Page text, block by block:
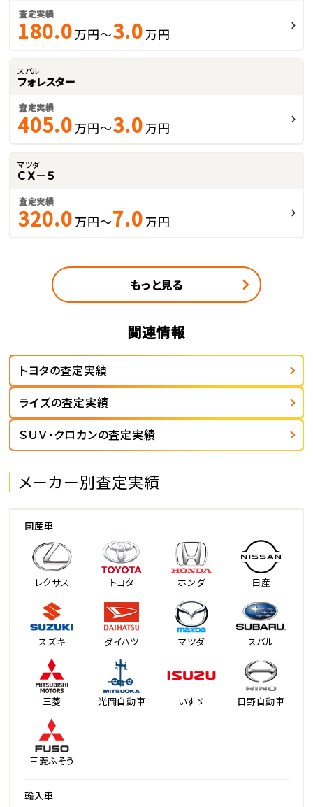
査定実績
180.0 万円～3.0 万円
スバル
フォレスター
査定実績
405.0 万円～3.0 万円
マツダ
ＣＸ－５
査定実績
320.0 万円～7.0 万円
もっと見る
関連情報
トヨタの査定実績
ライズの査定実績
ＳＵＶ・クロカンの査定実績
メーカー別査定実績
国産車
レクサス トヨタ ホンダ 日産
スズキ ダイハツ マツダ スバル
三菱 光岡自動車 いすゞ 日野自動車
三菱ふそう
輸入車